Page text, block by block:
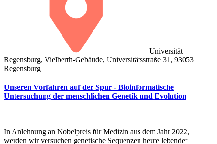
Universität
Regensburg, Vielberth-Gebäude, Universitätsstraße 31, 93053
Regensburg
Unseren Vorfahren auf der Spur - Bioinformatische
Untersuchung der menschlichen Genetik und Evolution
In Anlehnung an Nobelpreis für Medizin aus dem Jahr 2022,
werden wir versuchen genetische Sequenzen heute lebender